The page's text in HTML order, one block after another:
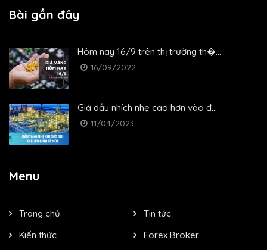
Bài gần đây
Hôm nay 16/9 trên thị trường th�...
16/09/2022
Giá dầu nhích nhẹ cao hơn vào đ...
11/04/2023
Menu
Trang chủ
Tin tức
Kiến thức
Forex Broker